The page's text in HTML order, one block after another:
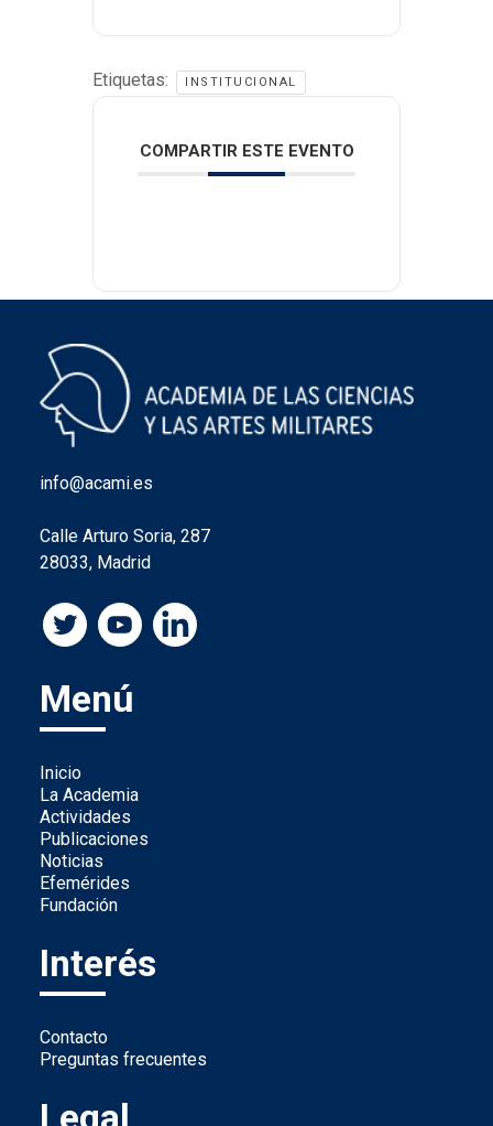
Etiquetas: INSTITUCIONAL
COMPARTIR ESTE EVENTO
info@acami.es
Calle Arturo Soria, 287
28033, Madrid
Menú
Inicio
La Academia
Actividades
Publicaciones
Noticias
Efemérides
Fundación
Interés
Contacto
Preguntas frecuentes